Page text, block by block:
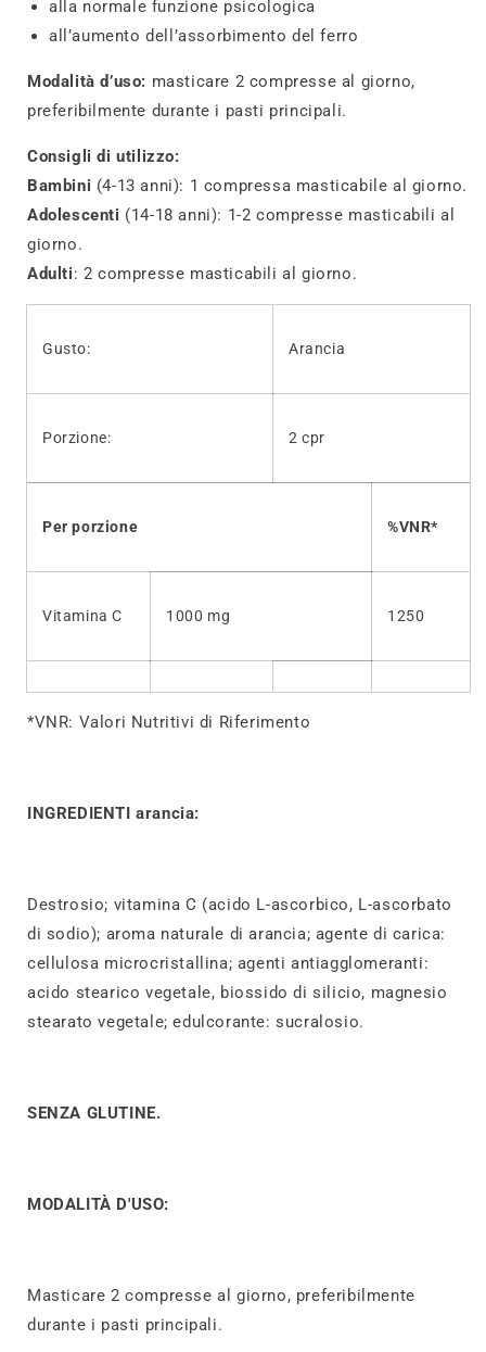
alla normale funzione psicologica
all’aumento dell’assorbimento del ferro
Modalità d’uso: masticare 2 compresse al giorno,
preferibilmente durante i pasti principali.
Consigli di utilizzo:
Bambini (4-13 anni): 1 compressa masticabile al giorno.
Adolescenti (14-18 anni): 1-2 compresse masticabili al
giorno.
Adulti: 2 compresse masticabili al giorno.
Gusto: Arancia
Porzione: 2 cpr
Per porzione %VNR*
Vitamina C 1000 mg 1250
*VNR: Valori Nutritivi di Riferimento
INGREDIENTI arancia:
Destrosio; vitamina C (acido L-ascorbico, L-ascorbato
di sodio); aroma naturale di arancia; agente di carica:
cellulosa microcristallina; agenti antiagglomeranti:
acido stearico vegetale, biossido di silicio, magnesio
stearato vegetale; edulcorante: sucralosio.
SENZA GLUTINE.
MODALITÀ D'USO:
Masticare 2 compresse al giorno, preferibilmente
durante i pasti principali.